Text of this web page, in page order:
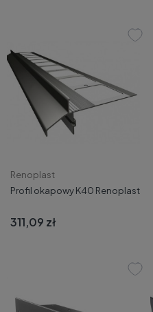
Renoplast
Profil okapowy K40 Renoplast
311,09 zł